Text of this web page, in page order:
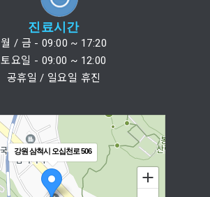
진료시간
월 / 금 - 09:00 ~ 17:20
토요일 - 09:00 ~ 12:00
공휴일 / 일요일 휴진
강원 삼척시 오십천로 506